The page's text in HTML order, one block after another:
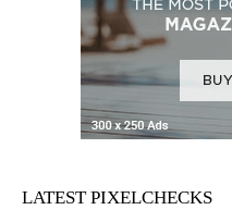
LATEST PIXELCHECKS